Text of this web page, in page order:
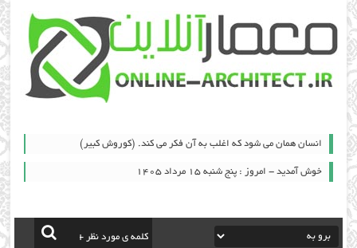
انسان همان می شود که اغلب به آن فکر می کند. (کوروش کبیر)
خوش آمدید - امروز : پنج شنبه ۱۵ مرداد ۱۴۰۵